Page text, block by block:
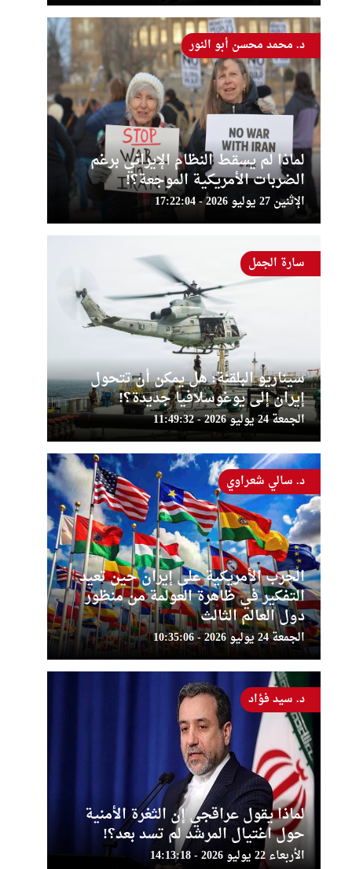
لماذا لم يسقط النظام الإيراني برغم
الضربات الأمريكية الموجعة؟!
الإثنين 27 يوليو 2026 - 17:22:04
د. محمد محسن أبو النور
سيناريو البلقنة: هل يمكن أن تتحول
إيران إلى يوغوسلافيا جديدة؟!
الجمعة 24 يوليو 2026 - 11:49:32
سارة الجمل
الحرب الأمريكية على إيران حين تعيد
التفكير في ظاهرة العولمة من منظور
دول العالم الثالث
الجمعة 24 يوليو 2026 - 10:35:06
د. سالي شعراوي
لماذا يقول عراقجي إن الثغرة الأمنية
حول اغتيال المرشد لم تسد بعد؟!
الأربعاء 22 يوليو 2026 - 14:13:18
د. سيد فؤاد